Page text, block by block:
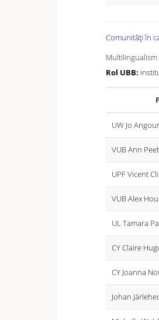
Comunități în
Multilingualism
Rol UBB:
UW Jo
VUB Ann
UPF Vicent
VUB Alex
UL Tamara
CY Claire
CY Joanna
Johan